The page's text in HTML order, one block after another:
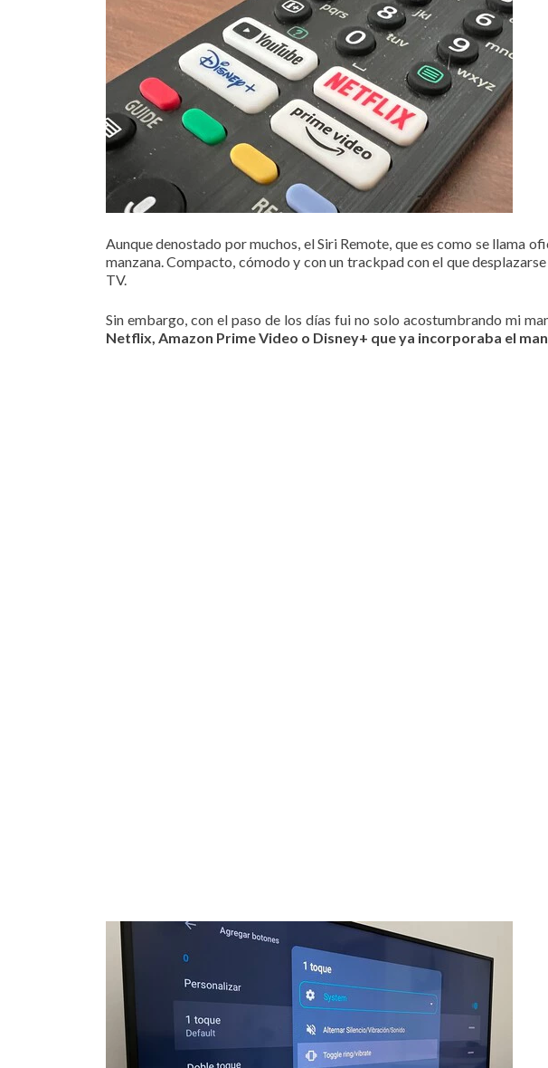
Aunque denostado por muchos, el Siri Remote, que es como se llama
manzana. Compacto, cómodo y con un trackpad con el que
TV.
Sin embargo, con el paso de los días fui no solo acostumbrando mi
Netflix, Amazon Prime Video o Disney+ que ya incorporaba el